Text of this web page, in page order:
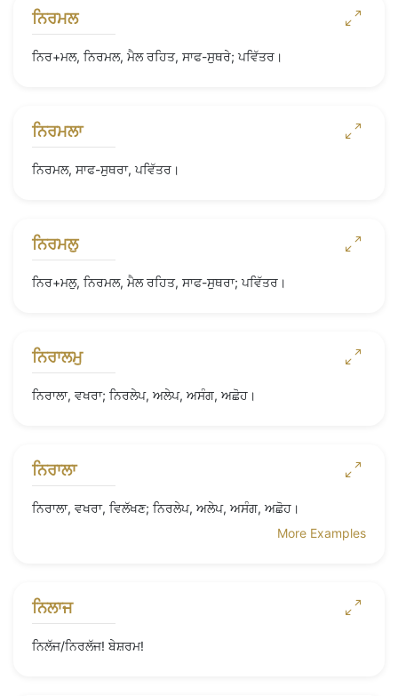
ਨਿਰਮਲ
ਨਿਰ+ਮਲ, ਨਿਰਮਲ, ਮੈਲ ਰਹਿਤ, ਸਾਫ-ਸੁਥਰੇ; ਪਵਿੱਤਰ।
ਨਿਰਮਲਾ
ਨਿਰਮਲ, ਸਾਫ-ਸੁਥਰਾ, ਪਵਿੱਤਰ।
ਨਿਰਮਲੁ
ਨਿਰ+ਮਲੁ, ਨਿਰਮਲ, ਮੈਲ ਰਹਿਤ, ਸਾਫ-ਸੁਥਰਾ; ਪਵਿੱਤਰ।
ਨਿਰਾਲਮੁ
ਨਿਰਾਲਾ, ਵਖਰਾ; ਨਿਰਲੇਪ, ਅਲੇਪ, ਅਸੰਗ, ਅਛੋਹ।
ਨਿਰਾਲਾ
ਨਿਰਾਲਾ, ਵਖਰਾ, ਵਿਲੱਖਣ; ਨਿਰਲੇਪ, ਅਲੇਪ, ਅਸੰਗ, ਅਛੋਹ।
More Examples
ਨਿਲਾਜ
ਨਿਲੱਜ/ਨਿਰਲੱਜ! ਬੇਸ਼ਰਮ!